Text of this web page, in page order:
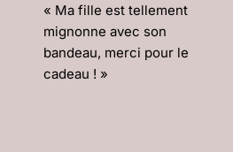
« Ma fille est tellement
mignonne avec son
bandeau, merci pour le
cadeau ! »